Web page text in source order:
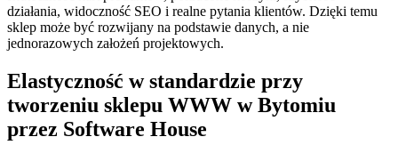
działania, widoczność SEO i realne pytania klientów. Dzięki temu
sklep może być rozwijany na podstawie danych, a nie
jednorazowych założeń projektowych.
Elastyczność w standardzie przy
tworzeniu sklepu WWW w Bytomiu
przez Software House